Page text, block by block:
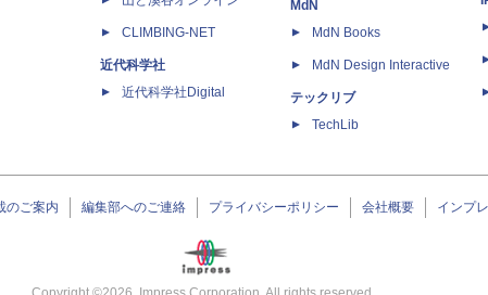
CLIMBING-NET
近代科学社
近代科学社Digital
MdN
MdN Books
MdN Design Interactive
テックリブ
TechLib
のご案内 編集部へのご連絡 プライバシーポリシー 会社概要 インプ